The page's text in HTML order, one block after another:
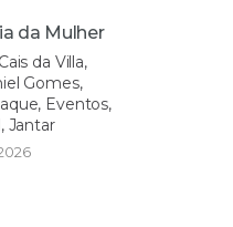
da Mulher
da Villa,
Gomes,
Eventos,
Jantar